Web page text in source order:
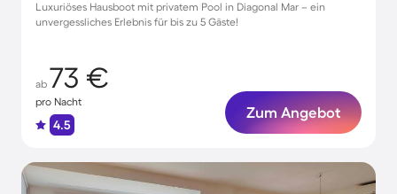
Luxuriöses Hausboot mit privatem Pool in Diagonal Mar – ein
unvergessliches Erlebnis für bis zu 5 Gäste!
ab 73 €
pro Nacht
4.5
Zum Angebot